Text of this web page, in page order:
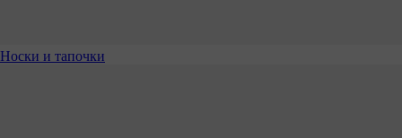
Носки и тапочки